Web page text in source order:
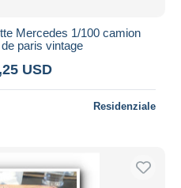
Mercedes 1/100 camion
paris vintage
USD
Residenziale